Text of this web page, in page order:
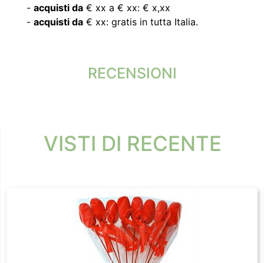
- acquisti da € xx a € xx: € x,xx
- acquisti da € xx: gratis in tutta Italia.
RECENSIONI
VISTI DI RECENTE